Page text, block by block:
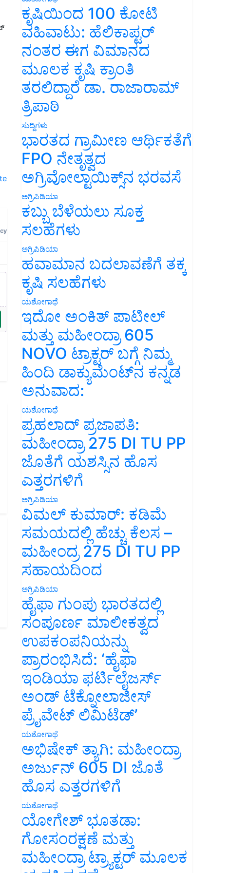
ಕೃಷಿಯಿಂದ 100 ಕೋಟಿ
ವಹಿವಾಟು: ಹೆಲಿಕಾಪ್ಟರ್
ನಂತರ ಈಗ ವಿಮಾನದ
ಮೂಲಕ ಕೃಷಿ ಕ್ರಾಂತಿ
ತರಲಿದ್ದಾರೆ ಡಾ. ರಾಜಾರಾಮ್
ತ್ರಿಪಾಠಿ
ಸುದ್ದಿಗಳು
ಭಾರತದ ಗ್ರಾಮೀಣ ಆರ್ಥಿಕತೆಗೆ
FPO ನೇತೃತ್ವದ
ಅಗ್ರಿವೋಲ್ಟಾಯಿಕ್ಸ್‌ನ ಭರವಸೆ
ಅಗ್ರಿಪಿಡಿಯಾ
ಕಬ್ಬು ಬೆಳೆಯಲು ಸೂಕ್ತ
ಸಲಹೆಗಳು
ಅಗ್ರಿಪಿಡಿಯಾ
ಹವಾಮಾನ ಬದಲಾವಣೆಗೆ ತಕ್ಕ
ಕೃಷಿ ಸಲಹೆಗಳು
ಯಶೋಗಾಥೆ
ಇದೋ ಅಂಕಿತ್ ಪಾಟೀಲ್
ಮತ್ತು ಮಹೀಂದ್ರಾ 605
NOVO ಟ್ರಾಕ್ಟರ್ ಬಗ್ಗೆ ನಿಮ್ಮ
ಹಿಂದಿ ಡಾಕ್ಯುಮೆಂಟ್‌ನ ಕನ್ನಡ
ಅನುವಾದ:
ಯಶೋಗಾಥೆ
ಪ್ರಹಲಾದ್ ಪ್ರಜಾಪತಿ:
ಮಹೀಂದ್ರಾ 275 DI TU PP
ಜೊತೆಗೆ ಯಶಸ್ಸಿನ ಹೊಸ
ಎತ್ತರಗಳಿಗೆ
ಅಗ್ರಿಪಿಡಿಯಾ
ವಿಮಲ್ ಕುಮಾರ್: ಕಡಿಮೆ
ಸಮಯದಲ್ಲಿ ಹೆಚ್ಚು ಕೆಲಸ –
ಮಹೀಂದ್ರ 275 DI TU PP
ಸಹಾಯದಿಂದ
ಅಗ್ರಿಪಿಡಿಯಾ
ಹೈಫಾ ಗುಂಪು ಭಾರತದಲ್ಲಿ
ಸಂಪೂರ್ಣ ಮಾಲೀಕತ್ವದ
ಉಪಕಂಪನಿಯನ್ನು
ಪ್ರಾರಂಭಿಸಿದೆ: ‘ಹೈಫಾ
ಇಂಡಿಯಾ ಫರ್ಟಿಲೈಜರ್ಸ್
ಅಂಡ್ ಟೆಕ್ನೋಲಾಜೀಸ್
ಪ್ರೈವೇಟ್ ಲಿಮಿಟೆಡ್’
ಯಶೋಗಾಥೆ
ಅಭಿಷೇಕ್ ತ್ಯಾಗಿ: ಮಹೀಂದ್ರಾ
ಅರ್ಜುನ್ 605 DI ಜೊತೆ
ಹೊಸ ಎತ್ತರಗಳಿಗೆ
ಯಶೋಗಾಥೆ
ಯೋಗೇಶ್ ಭೂತಡಾ:
ಗೋಸಂರಕ್ಷಣೆ ಮತ್ತು
ಮಹೀಂದ್ರಾ ಟ್ರ್ಯಾಕ್ಟರ್ ಮೂಲಕ